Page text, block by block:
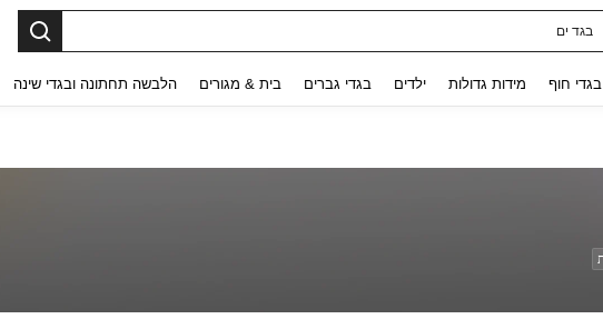
בגד ים
בגדי חוף מידות גדולות ילדים בגדי גברים בית & מגורים הלבשה תחתונה ובגדי שינה